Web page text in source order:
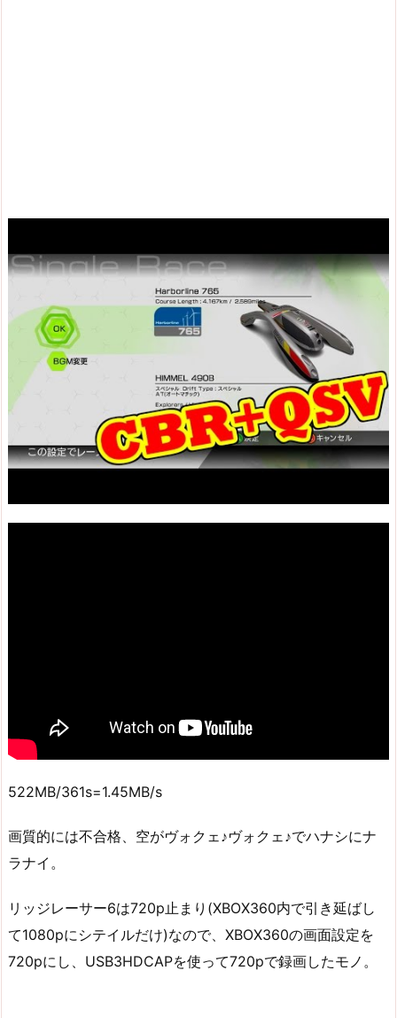
522MB/361s=1.45MB/s
画質的には不合格、空がヴォクェ♪ヴォクェ♪でハナシにナ
ラナイ。
リッジレーサー6は720p止まり(XBOX360内で引き延ばし
て1080pにシテイルだけ)なので、XBOX360の画面設定を
720pにし、USB3HDCAPを使って720pで録画したモノ。